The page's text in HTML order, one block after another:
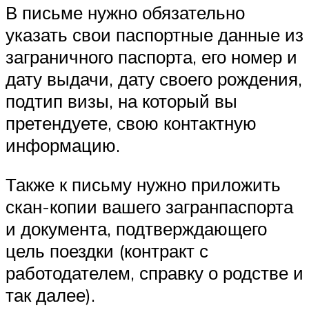
В письме нужно обязательно
указать свои паспортные данные из
заграничного паспорта, его номер и
дату выдачи, дату своего рождения,
подтип визы, на который вы
претендуете, свою контактную
информацию.
Также к письму нужно приложить
скан-копии вашего загранпаспорта
и документа, подтверждающего
цель поездки (контракт с
работодателем, справку о родстве и
так далее).